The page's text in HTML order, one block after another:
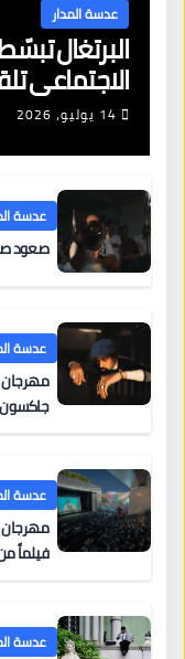
عدسة المدار
البرتغال
جديدة
14 يوليو، 2026
عدسة
صعود
عدسة
عدسة
فيلماً من 19 دولة أوروبية
عدسة